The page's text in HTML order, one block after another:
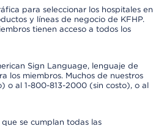
para seleccionar los hospitales en
y líneas de negocio de KFHP.
tienen acceso a todos los
Sign Language, lenguaje de
los miembros. Muchos de nuestros
o al 1-800-813-2000 (sin costo), o al
se cumplan todas las